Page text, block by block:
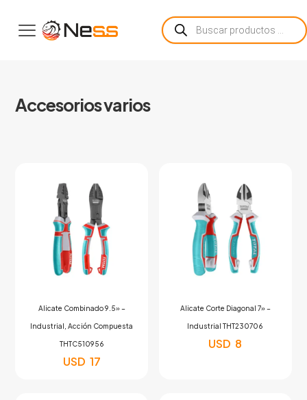
Búsqueda
de
productos
Accesorios varios
Alicate Combinado 9.5» –
Industrial, Acción Compuesta
THTC510956
USD 17
Alicate Corte Diagonal 7» –
Industrial THT230706
USD 8